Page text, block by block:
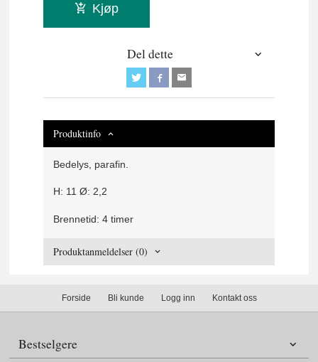
Kjøp
Del dette
Produktinfo
Bedelys, parafin.
H: 11 Ø: 2,2
Brennetid: 4 timer
Produktanmeldelser (0)
Forside Bli kunde Logg inn Kontakt oss
Bestselgere